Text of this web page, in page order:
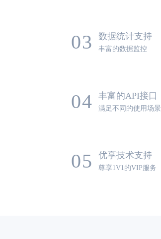
03 数据统计支持
丰富的数据监控
04 丰富的API接口
满足不同的使用场景
05 优享技术支持
尊享1V1的VIP服务